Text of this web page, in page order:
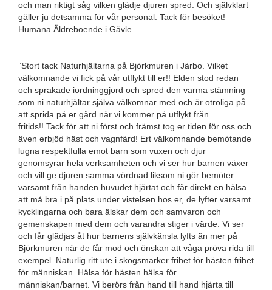
och man riktigt såg vilken glädje djuren spred. Och självklart
gäller ju detsamma för vår personal. Tack för besöket!
Humana Äldreboende i Gävle
”Stort tack Naturhjältarna på Björkmuren i Järbo. Vilket
välkomnande vi fick på vår utflykt till er!! Elden stod redan
och sprakade iordninggjord och spred den varma stämning
som ni naturhjältar själva välkomnar med och är otroliga på
att sprida på er gård när vi kommer på utflykt från
fritids!! Tack för att ni först och främst tog er tiden för oss och
även erbjöd häst och vagnfärd! Ert välkomnande bemötande
lugna respektfulla emot barn som vuxen och djur
genomsyrar hela verksamheten och vi ser hur barnen växer
och vill ge djuren samma vördnad liksom ni gör bemöter
varsamt från handen huvudet hjärtat och får direkt en hälsa
att må bra i på plats under vistelsen hos er, de lyfter varsamt
kycklingarna och bara älskar dem och samvaron och
gemenskapen med dem och varandra stiger i värde. Vi ser
och får glädjas åt hur barnens självkänsla lyfts än mer på
Björkmuren när de får mod och önskan att våga pröva rida till
exempel. Naturlig ritt ute i skogsmarker frihet för hästen frihet
för människan. Hälsa för hästen hälsa för
människan/barnet. Vi berörs från hand till hand hjärta till